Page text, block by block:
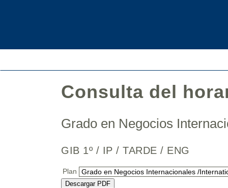
Consulta del
Grado en Negocios
GIB 1º / IP / TARDE / ENG
Plan
Descargar PDF